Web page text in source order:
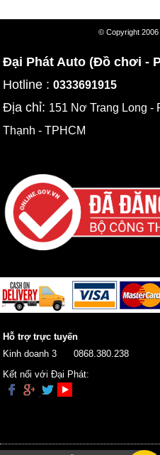
© Copyright
Đại Phát Auto (Đồ chơi -
Hotline :0333691915
Địa chỉ: 151 Nơ Trang Long -
Thạnh - TPHCM
Hỗ trợ trực tuyến
Kinh doanh 3
0868.380.238
Kết nối với Đại Phát: